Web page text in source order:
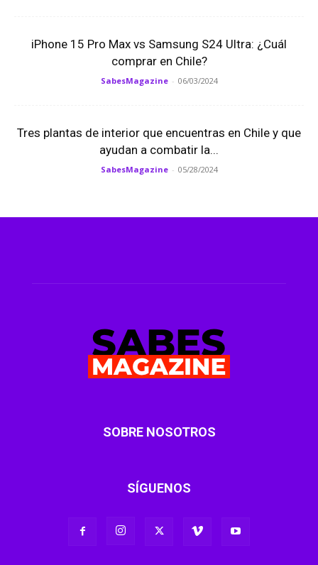
iPhone 15 Pro Max vs Samsung S24 Ultra: ¿Cuál
comprar en Chile?
SabesMagazine - 06/03/2024
Tres plantas de interior que encuentras en Chile y que
ayudan a combatir la...
SabesMagazine - 05/28/2024
SOBRE NOSOTROS
SÍGUENOS